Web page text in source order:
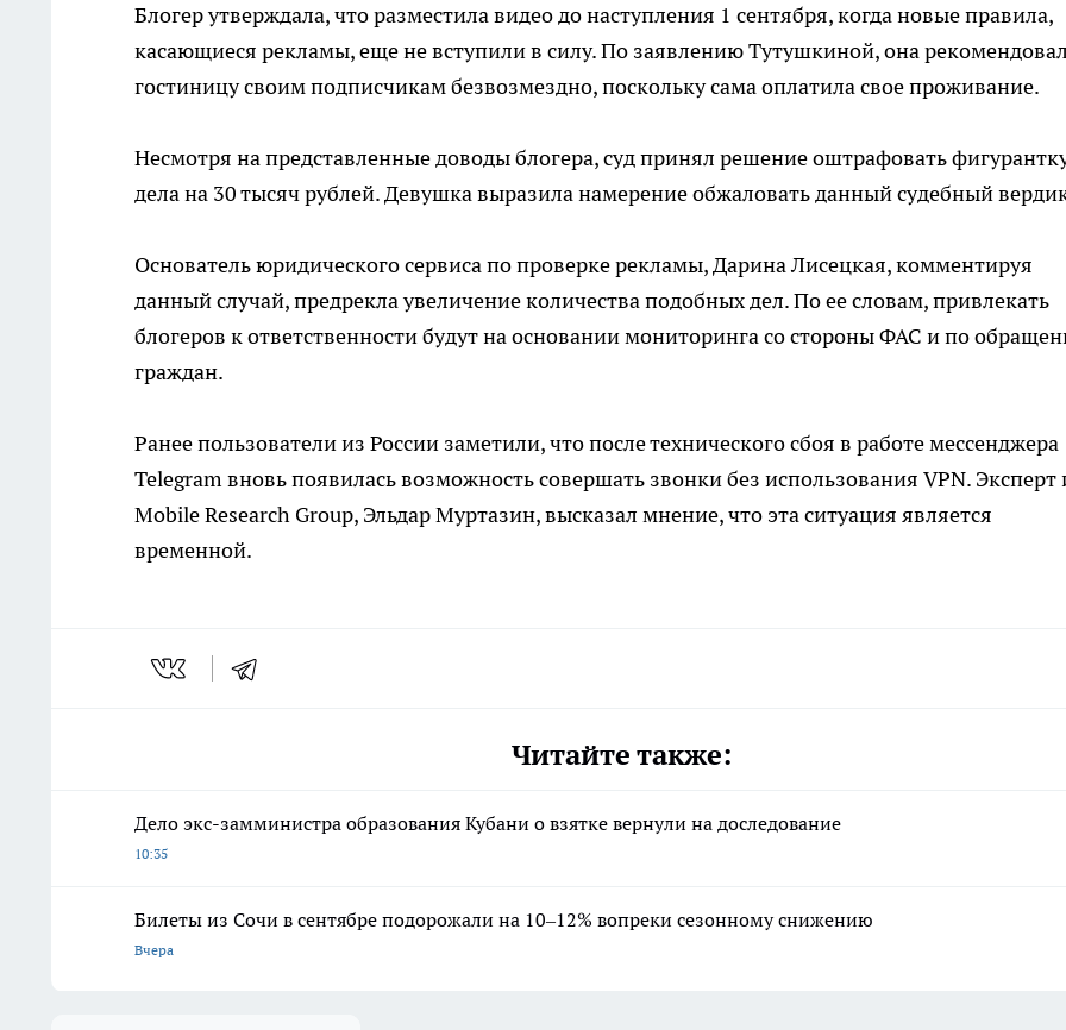
Блогер утверждала, что разместила видео до наступления 1 сентября, когда новые правила,
касающиеся рекламы, еще не вступили в силу. По заявлению Тутушкиной, она
гостиницу своим подписчикам безвозмездно, поскольку сама оплатила свое проживание.
Несмотря на представленные доводы блогера, суд принял решение оштрафовать
дела на 30 тысяч рублей. Девушка выразила намерение обжаловать данный судебный
Основатель юридического сервиса по проверке рекламы, Дарина Лисецкая, комментируя
данный случай, предрекла увеличение количества подобных дел. По ее словам, привлекать
блогеров к ответственности будут на основании мониторинга со стороны ФАС и по
граждан.
Ранее пользователи из России заметили, что после технического сбоя в работе мессенджера
Telegram вновь появилась возможность совершать звонки без использования VPN. Эксперт
Mobile Research Group, Эльдар Муртазин, высказал мнение, что эта ситуация является
временной.
Читайте также:
Дело экс-замминистра образования Кубани о взятке вернули на доследование
10:35
Билеты из Сочи в сентябре подорожали на 10–12% вопреки сезонному снижению
Вчера